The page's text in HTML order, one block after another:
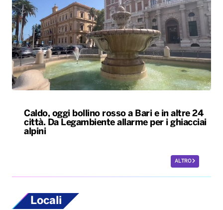
Caldo, oggi bollino rosso a Bari e in altre 24
città. Da Legambiente allarme per i ghiacciai
alpini
ALTRO
Locali